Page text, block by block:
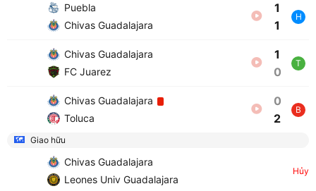
Puebla
Chivas Guadalajara
1
1
H
Chivas Guadalajara
FC Juarez
1
0
T
Chivas Guadalajara
Toluca
0
2
B
Giao hữu
Chivas Guadalajara
Leones Univ Guadalajara
Hủy